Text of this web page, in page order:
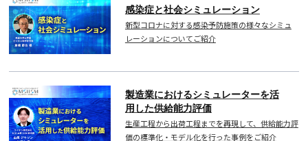
感染症と社会シミュレーション
新型コロナに対する感染予防施策の様々なシミュ
レーションについてご紹介
製造業におけるシミュレーターを活
用した供給能力評価
生産工程から出荷工程までを再現して、供給能力評
価の標準化・モデル化を行った事例をご紹介